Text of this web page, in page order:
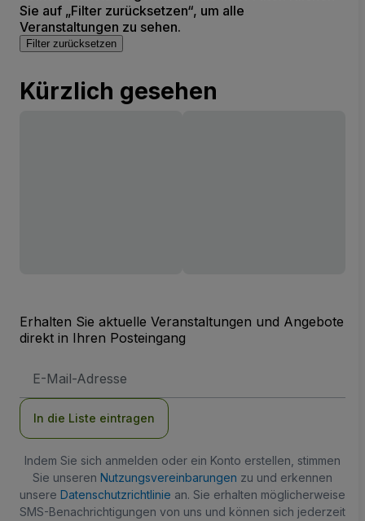
Sie auf „Filter zurücksetzen“, um alle
Veranstaltungen zu sehen.
Filter zurücksetzen
Kürzlich gesehen
Erhalten Sie aktuelle Veranstaltungen und Angebote
direkt in Ihren Posteingang
Mail-
In die Liste eintragen
Indem Sie sich anmelden oder ein Konto erstellen, stimmen
Sie unseren Nutzungsvereinbarungen zu und erkennen
unsere Datenschutzrichtlinie an. Sie erhalten möglicherweise
SMS-Benachrichtigungen von uns und können sich jederzeit